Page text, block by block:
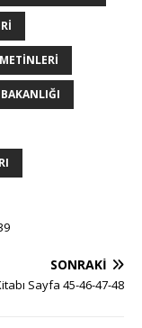
SONRAKI
Sayfa 45-46-47-48